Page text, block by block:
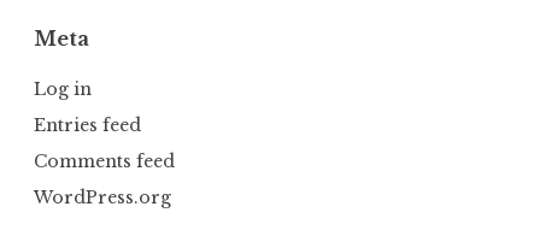
Meta
Log in
Entries feed
Comments feed
WordPress.org